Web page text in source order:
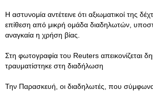
Η αστυνομία αντέτεινε ότι αξιωματικοί της
επίθεση από μικρή ομάδα διαδηλωτών,
αναγκαία η χρήση βίας.
Στη φωτογραφία του Reuters απεικονίζεται
τραυματίστηκε στη διαδήλωση
Την Παρασκευή, οι διαδηλωτές, που